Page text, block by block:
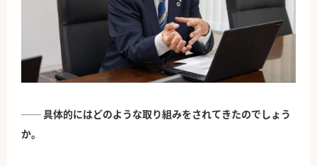
── 具体的にはどのような取り組みをされてきたのでしょう
か。